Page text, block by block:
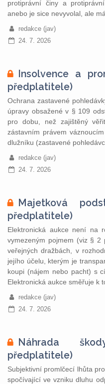
protiprávní činy a
anebo je sice nevyvolal, ale
redakce (jav)
24. 7. 2026
Insolvence a
předplatitele)
Ochrana zastavené
úpravy obsažené v § 109
pro dobu, než zajištěný
zástavním právem
dlužníku (zastavené
redakce (jav)
24. 7. 2026
Majetková
předplatitele)
Elektronická aukce není na
vymezeným pojmem (viz § 2
veřejných dražbách, v
jejího účelu, kterým je
koupi (nájem nebo pacht) s
Elektronická aukce směřuje k
redakce (jav)
24. 7. 2026
Náhrada
předplatitele)
Subjektivní promlčecí lhůta
spočívající ve vzniku dluhu